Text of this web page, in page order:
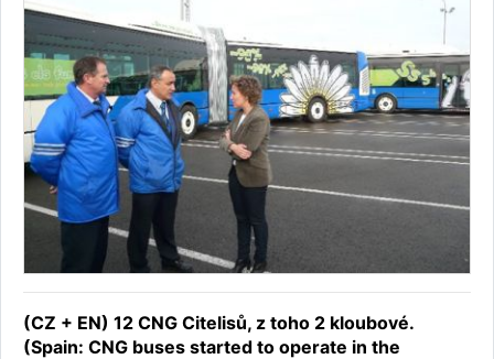
(CZ + EN) 12 CNG Citelisů, z toho 2 kloubové.
(Spain: CNG buses started to operate in the